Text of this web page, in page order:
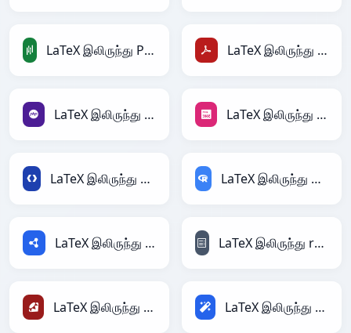
LaTeX இலிருந்து PandasDataFrame LaTeX இலிருந்து PDF
LaTeX இலிருந்து PHP LaTeX இலிருந்து PNG
LaTeX இலிருந்து Protobuf LaTeX இலிருந்து RDataFrame
LaTeX இலிருந்து RDF LaTeX இலிருந்து reStructuredText
LaTeX இலிருந்து Ruby LaTeX இலிருந்து Magic